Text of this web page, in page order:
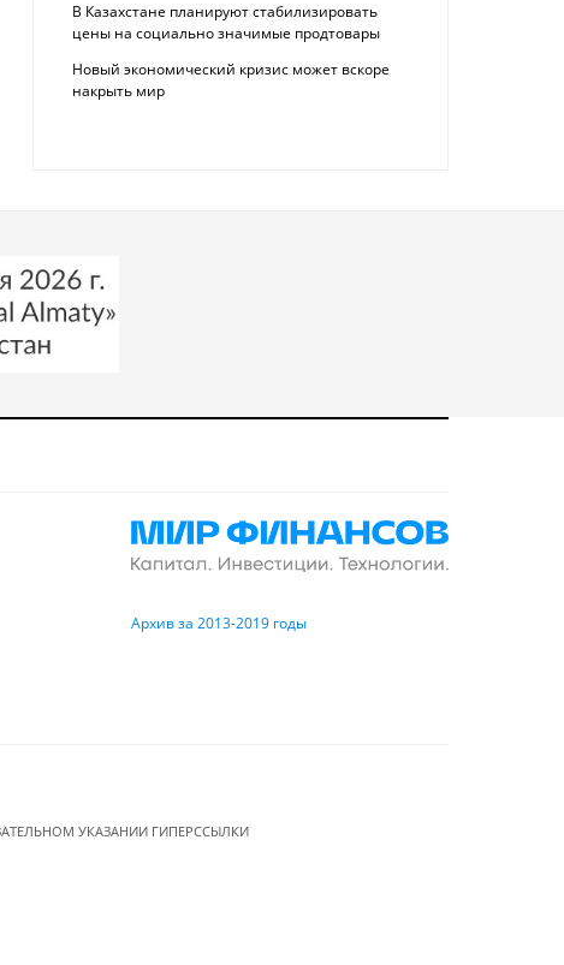
В Казахстане планируют стабилизировать
цены на социально значимые продтовары
Новый экономический кризис может вскоре
накрыть мир
Архив за 2013-2019 годы
УКАЗАНИИ ГИПЕРССЫЛКИ